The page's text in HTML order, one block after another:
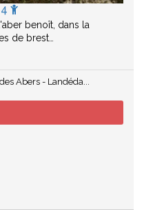
benoît, dans la
de brest…
Abers - Landéda...